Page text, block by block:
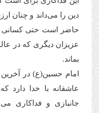
دین را می‌‌داند و چنان
حاضر است حتی کسانی
عزیزان دیگری كه در
بماند.
امام حسین(ع) در
عاشقانه با خدا دارد
جانبازی و فداکاری